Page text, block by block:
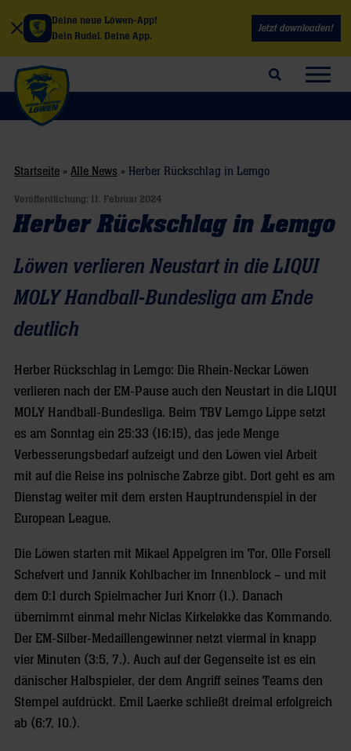
Deine neue Löwen-App!
Dein Rudel. Deine App.
Jetzt downloaden!
Suchfeld öffnen
Startseite » Alle News » Herber Rückschlag in Lemgo
Veröffentlichung: 11. Februar 2024
Herber Rückschlag in Lemgo
Löwen verlieren Neustart in die LIQUI
MOLY Handball-Bundesliga am Ende
deutlich
Herber Rückschlag in Lemgo: Die Rhein-Neckar Löwen
verlieren nach der EM-Pause auch den Neustart in die LIQUI
MOLY Handball-Bundesliga. Beim TBV Lemgo Lippe setzt
es am Sonntag ein 25:33 (16:15), das jede Menge
Verbesserungsbedarf aufzeigt und den Löwen viel Arbeit
mit auf die Reise ins polnische Zabrze gibt. Dort geht es am
Dienstag weiter mit dem ersten Hauptrundenspiel in der
European League.
Die Löwen starten mit Mikael Appelgren im Tor, Olle Forsell
Schefvert und Jannik Kohlbacher im Innenblock – und mit
dem 0:1 durch Spielmacher Juri Knorr (1.). Danach
übernimmt einmal mehr Niclas Kirkeløkke das Kommando.
Der EM-Silber-Medaillengewinner netzt viermal in knapp
vier Minuten (3:5, 7.). Auch auf der Gegenseite ist es ein
dänischer Halbspieler, der dem Angriff seines Teams den
Stempel aufdrückt. Emil Laerke schließt dreimal erfolgreich
ab (6:7, 10.).